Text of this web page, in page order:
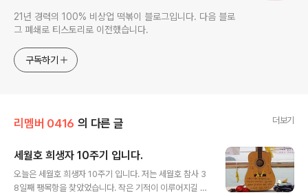
21년 경력의 100% 비상업 떡볶이 블로그입니다. 다음 블로
그 폐쇄로 티스토리로 이전했습니다.
구독하기
리멤버 0416 의 다른 글 더보기
세월호 희생자 10주기 입니다.
오늘은 세월호 희생자 10주기 입니다. 저는 세월호 참사 3
8일째 팽목항을 찾았었습니다. 작은 기적이 이루어지길 많